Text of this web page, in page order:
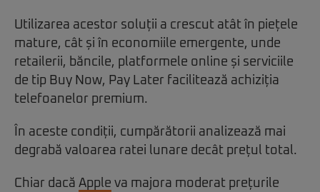
Utilizarea acestor soluții a crescut atât în piețele
mature, cât și în economiile emergente, unde
retailerii, băncile, platformele online și serviciile
de tip Buy Now, Pay Later facilitează achiziția
telefoanelor premium.
În aceste condiții, cumpărătorii analizează mai
degrabă valoarea ratei lunare decât prețul total.
Chiar dacă Apple va majora moderat prețurile